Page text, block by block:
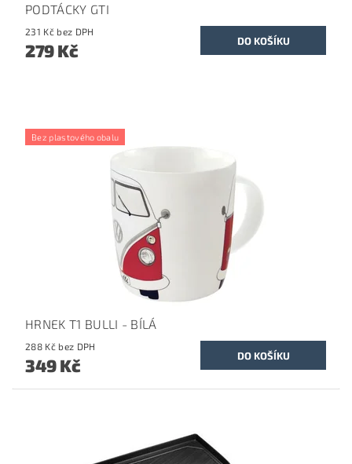
PODTÁCKY GTI
231 Kč bez DPH
279 Kč
Bez plastového obalu
HRNEK T1 BULLI - BÍLÁ
288 Kč bez DPH
349 Kč